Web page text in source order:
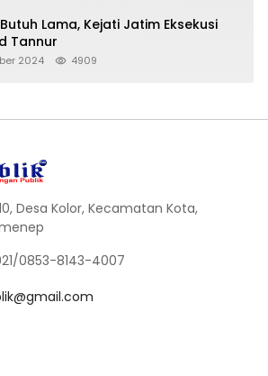
Lama, Kejati Jatim Eksekusi
Tannur
2024 4909
Desa Kolor, Kecamatan Kota,
0853-8143-4007